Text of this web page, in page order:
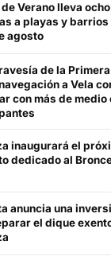
de Verano lleva
a playas y barrios
agosto
de la Primera
a Vela
con más de medio
inaugurará el
dedicado al
anuncia una
el dique